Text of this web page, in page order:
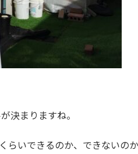
決まりますね。
らいできるのか、できないの